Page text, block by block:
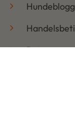
Retur